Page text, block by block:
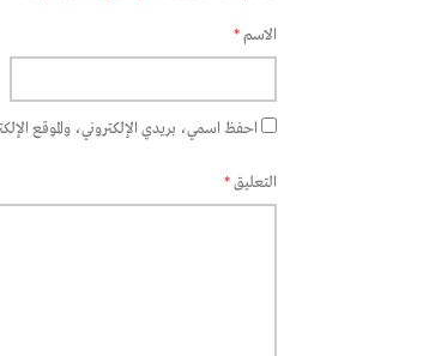
الاسم*
احفظ اسمي، بريدي الإلكتروني، والموقع
التعليق*